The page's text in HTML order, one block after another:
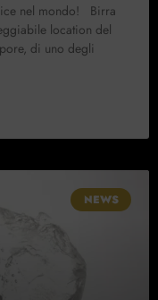
nel mondo! Birra
location del
di uno degli
NEWS